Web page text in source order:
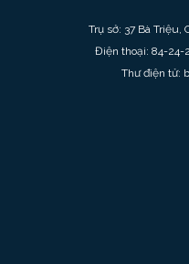
Trụ sở: 37 Bà Triệu,
Điện thoại: 84-24-
Thư điện tử: